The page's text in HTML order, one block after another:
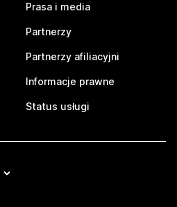
Prasa i media
Partnerzy
Partnerzy afiliacyjni
Informacje prawne
Status usługi